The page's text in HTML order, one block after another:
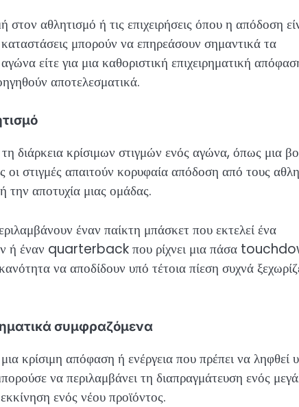
αθλητισμό ή τις επιχειρήσεις όπου η απόδοση
καταστάσεις μπορούν να επηρεάσουν σημαντικά τα
είτε για μια καθοριστική επιχειρηματική
αποτελεσματικά.
διάρκεια κρίσιμων στιγμών ενός αγώνα, όπως μια
στιγμές απαιτούν κορυφαία απόδοση από τους
την αποτυχία μιας ομάδας.
έναν παίκτη μπάσκετ που εκτελεί ένα
ή έναν quarterback που ρίχνει μια πάσα
να αποδίδουν υπό τέτοια πίεση συχνά
συμφραζόμενα
κρίσιμη απόφαση ή ενέργεια που πρέπει να ληφθεί
να περιλαμβάνει τη διαπραγμάτευση ενός
ενός νέου προϊόντος.